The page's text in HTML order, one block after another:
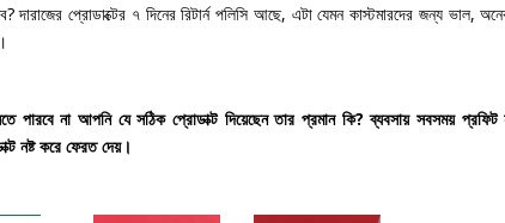
প্রোডাক্টের ৭ দিনের রিটার্ন পলিসি আছে, এটা যেমন কাস্টমারদের জন্য ভাল,
পারবে না আপনি যে সঠিক প্রোডাক্ট দিয়েছেন তার প্রমান কি?ব্যবসায় সবসময় প্রফিট
নষ্ট করে ফেরত দেয়।